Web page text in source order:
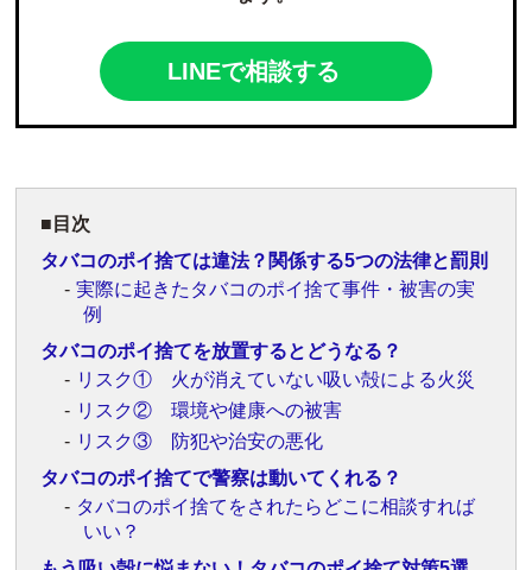
LINEで相談する
目次
タバコのポイ捨ては違法？関係する5つの法律と罰則
実際に起きたタバコのポイ捨て事件・被害の実
例
タバコのポイ捨てを放置するとどうなる？
リスク① 火が消えていない吸い殻による火災
リスク② 環境や健康への被害
リスク③ 防犯や治安の悪化
タバコのポイ捨てで警察は動いてくれる？
タバコのポイ捨てをされたらどこに相談すれば
いい？